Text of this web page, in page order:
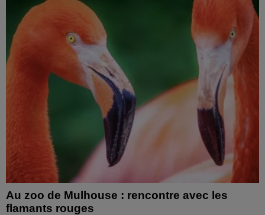
Au zoo de Mulhouse : rencontre avec les
flamants rouges